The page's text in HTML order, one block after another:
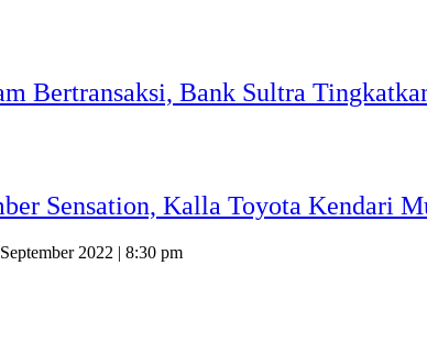
Bertransaksi, Bank Sultra
Sensation, Kalla Toyota Kendari
2022 | 8:30 pm